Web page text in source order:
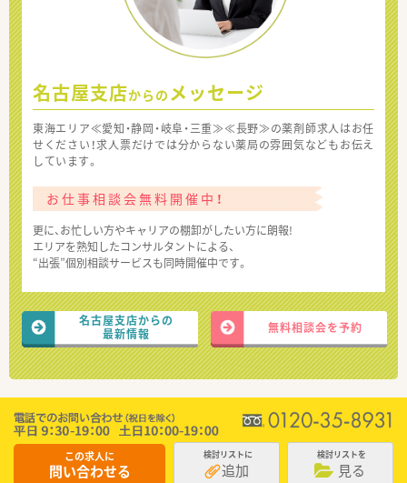
名古屋支店からの メッセージ
東海エリア≪愛知・静岡・岐阜・三重≫≪長野≫の薬剤師求人はお任
せください！求人票だけでは分からない薬局の雰囲気などもお伝え
しています。
お仕事相談会無料開催中！
更に、お忙しい方やキャリアの棚卸がしたい方に朗報!
エリアを熟知したコンサルタントによる、
“出張”個別相談サービスも同時開催中です。
名古屋支店からの
最新情報
無料相談会を予約
この求人に
問い合わせる
検討リストに
追加
検討リストを
見る